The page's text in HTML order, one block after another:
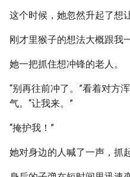
这个时候，她忽然升起了想
刚才里猴子的想法大概跟我
她一把抓住想冲锋的老人。
“别再往前冲了。”看着对方
气。“让我来。”
“掩护我！”
她对身边的人喊了一声，抓